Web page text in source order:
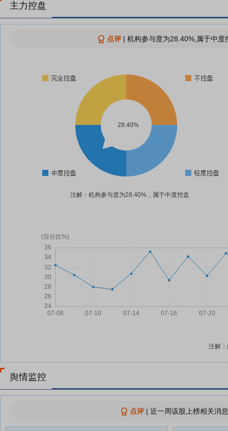
主力控盘
点评| 机构参与度为28.40%,属于中
28.40%
注解：机构参与度为28.40%，属于中度控盘
注解
舆情监控
点评| 近一周该股上榜相关消